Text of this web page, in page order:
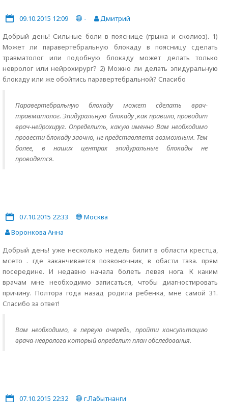
09.10.2015 12:09 -
Дмитрий
Добрый день! Сильные боли в пояснице (грыжа и сколиоз). 1)
Может ли паравертебральную блокаду в поясницу сделать
травматолог или подобную блокаду может делать только
невролог или нейрохирург? 2) Можно ли делать эпидуральную
блокаду или же обойтись паравертебральной? Спасибо
Паравертебральную блокаду может сделать врач-
травматолог. Эпидуральную блокаду ,как правило, проводит
врач-нейрохируг. Определить, какую именно Вам необходимо
провести блокаду заочно, не представляетя возможным. Тем
более, в наших центрах эпидуральные блокады не
проводятся.
07.10.2015 22:33
Москва
Воронкова Анна
Добрый день! уже несколько недель билит в области крестца,
мсето . где заканчивается позвоночник, в обасти таза. прям
посередине. И недавно начала болеть левая нога. К каким
врачам мне необходимо записаться, чтобы диагностировать
причину. Полтора года назад родила ребенка, мне самой 31.
Спасибо за ответ!
Вам необходимо, в первую очередь, пройти консультацию
врача-невролога который определит план обследования.
07.10.2015 22:32 г.Лабытнанги